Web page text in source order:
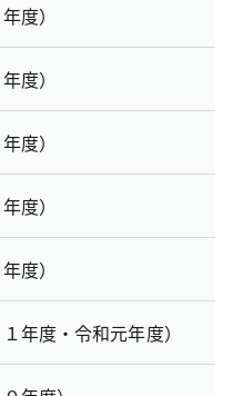
度）
度）
度）
度）
度）
年度・令和元年度）